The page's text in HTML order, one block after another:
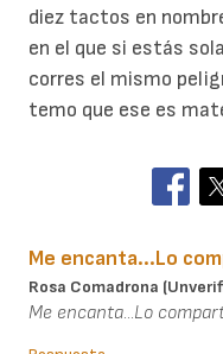
diez tactos en
en el que si estás
corres el mismo
temo que ese es
Me encanta...Lo
Rosa Comadrona
Me encanta...Lo